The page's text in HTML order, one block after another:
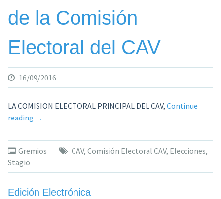
de la Comisión
Electoral del CAV
16/09/2016
LA COMISION ELECTORAL PRINCIPAL DEL CAV, Continue
reading «Comunicado
de
la
del
→
Gremios CAV, Comisión Electoral CAV, Elecciones,
Stagio
Edición Electrónica